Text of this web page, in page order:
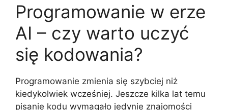
Programowanie w erze
AI – czy warto uczyć
się kodowania?
Programowanie zmienia się szybciej niż
kiedykolwiek wcześniej. Jeszcze kilka lat temu
pisanie kodu wymagało jedynie znajomości